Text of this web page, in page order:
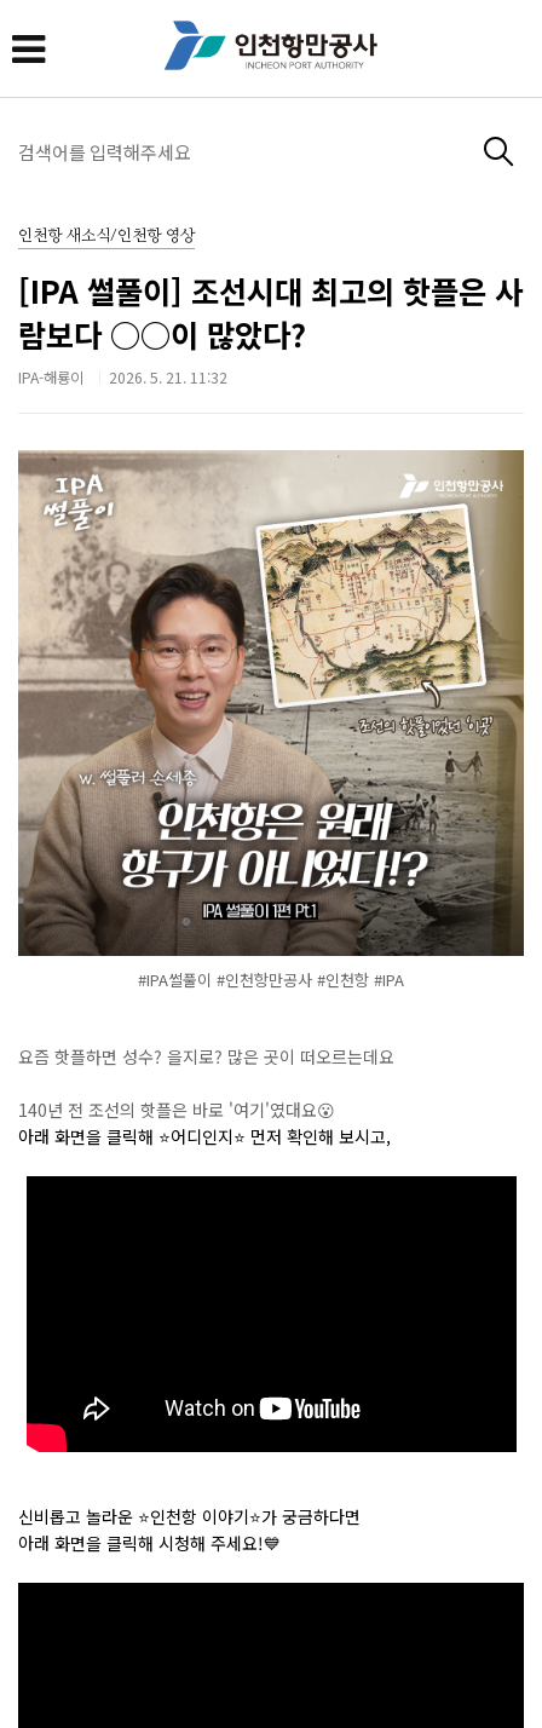
인천항 새소식/인천항 영상
[IPA 썰풀이] 조선시대 최고의 핫플은 사
람보다 ○○이 많았다?
IPA-해룡이 2026. 5. 21. 11:32
#IPA썰풀이 #인천항만공사 #인천항 #IPA
요즘 핫플하면 성수? 을지로? 많은 곳이 떠오르는데요
140년 전 조선의 핫플은 바로 '여기'였대요😮
아래 화면을 클릭해 ⭐️어디인지⭐️ 먼저 확인해 보시고,
신비롭고 놀라운 ⭐️인천항 이야기⭐️가 궁금하다면
아래 화면을 클릭해 시청해 주세요!💙